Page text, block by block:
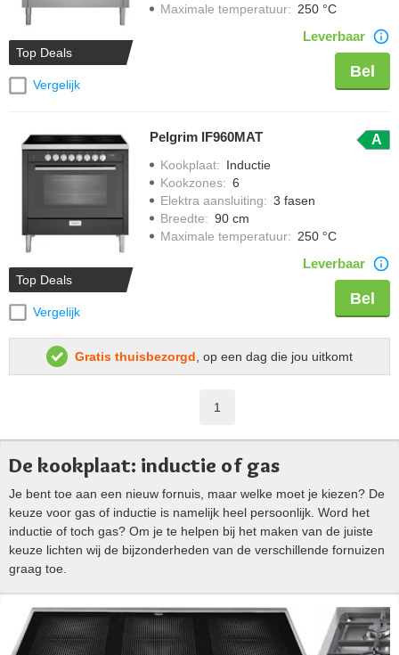
Top Deals
Vergelijk
Maximale temperatuur: 250 °C
Leverbaar
Bel
Top Deals
Vergelijk
Pelgrim IF960MAT A
Kookplaat: Inductie
Kookzones: 6
Elektra aansluiting: 3 fasen
Breedte: 90 cm
Maximale temperatuur: 250 °C
Leverbaar
Bel
Gratis thuisbezorgd, op een dag die jou uitkomt
1
De kookplaat: inductie of gas
Je bent toe aan een nieuw fornuis, maar welke moet je kiezen? De
keuze voor gas of inductie is namelijk heel persoonlijk. Word het
inductie of toch gas? Om je te helpen bij het maken van de juiste
keuze lichten wij de bijzonderheden van de verschillende fornuizen
graag toe.